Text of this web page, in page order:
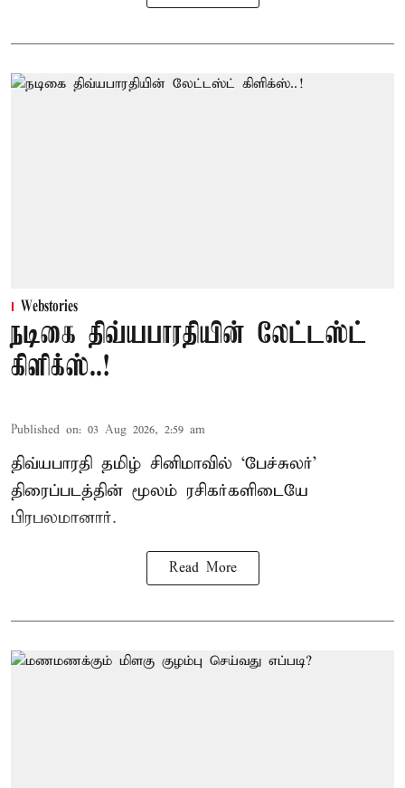
Webstories
நடிகை திவ்யபாரதியின் லேட்டஸ்ட்
கிளிக்ஸ்..!
Published on: 03 Aug 2026, 2:59 am
திவ்யபாரதி தமிழ் சினிமாவில் ‘பேச்சுலர்’
திரைப்படத்தின் மூலம் ரசிகர்களிடையே
பிரபலமானார்.
Read More